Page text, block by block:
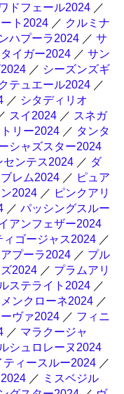
ドフェール2024 ／
ト2024 ／ クルミナ
ハプーラ2024 ／ サ
イガー2024 ／ サン
／ シーズンズギ
テュエール2024 ／
／ シタディリオ
スイ2024 ／ スネガ
リー2024 ／ タンタ
シャズスター2024
センテス2024 ／ ダ
レム2024 ／ ピュア
2024 ／ ピンクアリ
／ パッシングスルー
アンフェザー2024
ィゴージャス2024 ／
プーラ2024 ／ プル
2024 ／ プラムアリ
ステライト2024 ／
ンクローネ2024 ／
ヴァ2024 ／ フィニ
／ マラクージャ
シュロレーヌ2024
ティースルー2024 ／
／ ミスベジル